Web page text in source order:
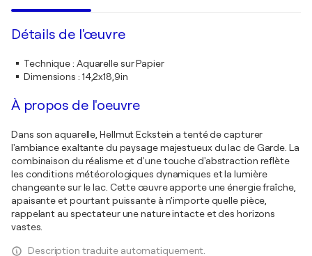
Détails de l'œuvre
Technique: Aquarelle sur Papier
Dimensions : 14,2x18,9in
À propos de l'oeuvre
Dans son aquarelle, Hellmut Eckstein a tenté de capturer
l'ambiance exaltante du paysage majestueux du lac de Garde. La
combinaison du réalisme et d'une touche d'abstraction reflète
les conditions météorologiques dynamiques et la lumière
changeante sur le lac. Cette œuvre apporte une énergie fraîche,
apaisante et pourtant puissante à n’importe quelle pièce,
rappelant au spectateur une nature intacte et des horizons
vastes.
Description traduite automatiquement.